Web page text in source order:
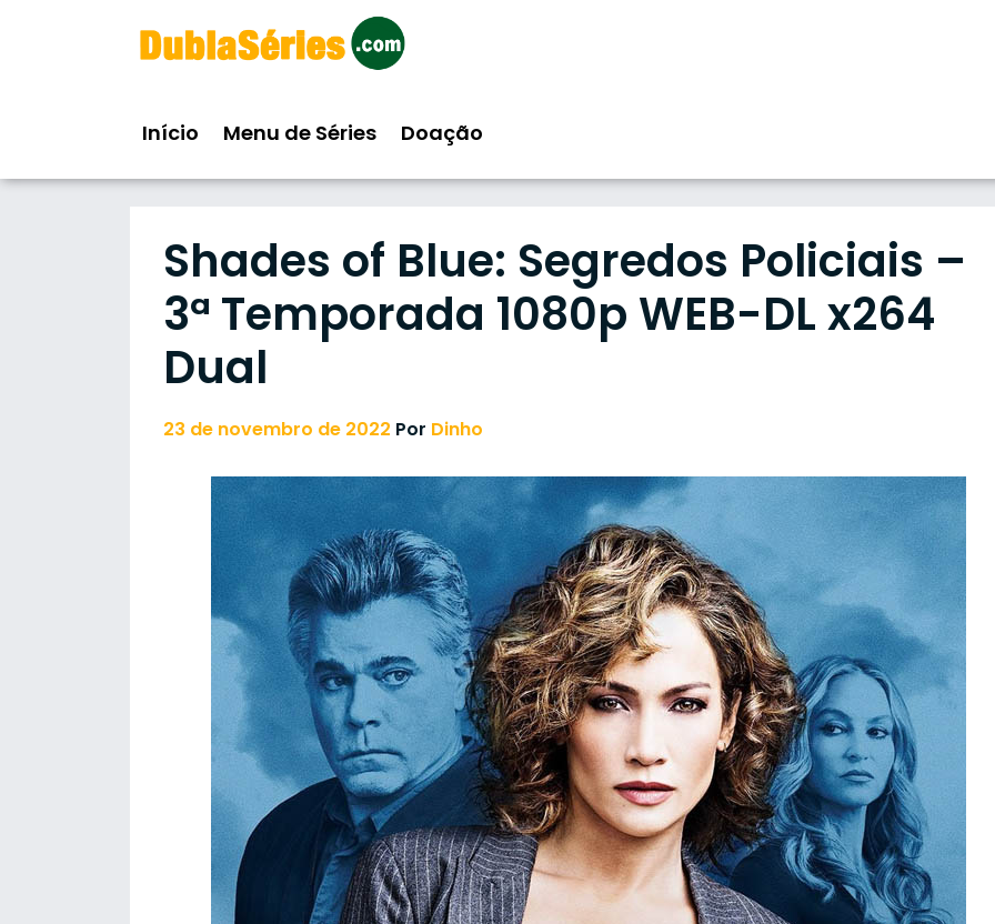
Início Menu de Séries Doação
Shades of Blue: Segredos Policiais –
3ª Temporada 1080p WEB-DL x264
Dual
23 de novembro de 2022 Por Dinho